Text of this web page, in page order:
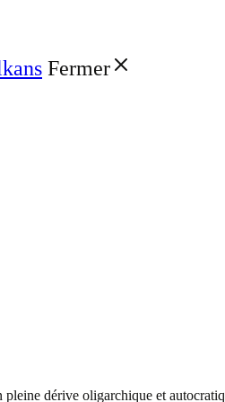
Fermer
dérive oligarchique et